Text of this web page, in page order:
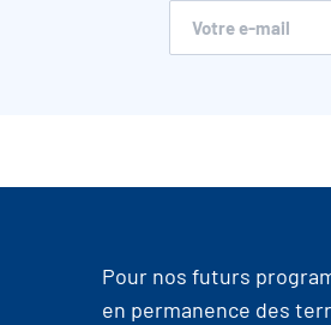
Pour nos futurs
en permanence des